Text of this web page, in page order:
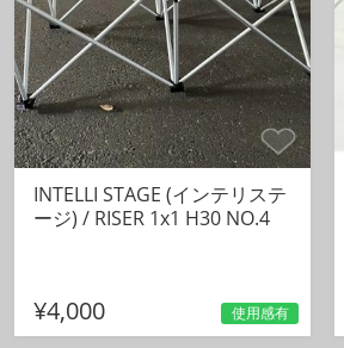
INTELLI STAGE (インテリステ
ージ) / RISER 1x1 H30 NO.4
¥4,000 使用感有